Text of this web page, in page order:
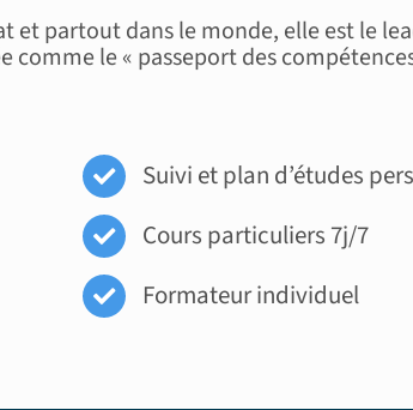
et partout dans le monde, elle est le
comme le « passeport des
Suivi et plan d’études
Cours particuliers 7j/7
Formateur individuel